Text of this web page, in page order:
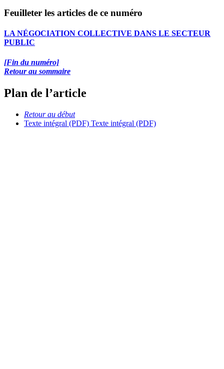
Feuilleter les articles de ce numéro
LA NÉGOCIATION COLLECTIVE DANS LE SECTEUR
PUBLIC
[Fin du numéro]
Retour au sommaire
Plan de l’article
Retour au début
Texte intégral (PDF) Texte intégral (PDF)